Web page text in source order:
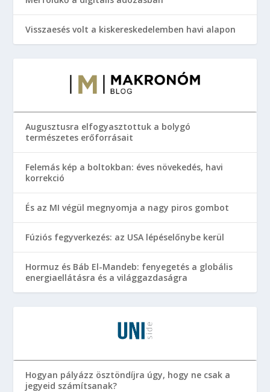
Visszaesés volt a kiskereskedelemben havi alapon
Augusztusra elfogyasztottuk a bolygó
természetes erőforrásait
Felemás kép a boltokban: éves növekedés, havi
korrekció
És az MI végül megnyomja a nagy piros gombot
Fúziós fegyverkezés: az USA lépéselőnybe kerül
Hormuz és Báb El-Mandeb: fenyegetés a globális
energiaellátásra és a világgazdaságra
Hogyan pályázz ösztöndíjra úgy, hogy ne csak a
jegyeid számítsanak?